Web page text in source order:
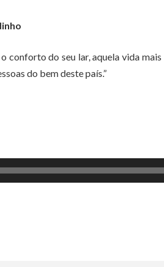
o conforto do seu lar, aquela vida
do bem deste país.”